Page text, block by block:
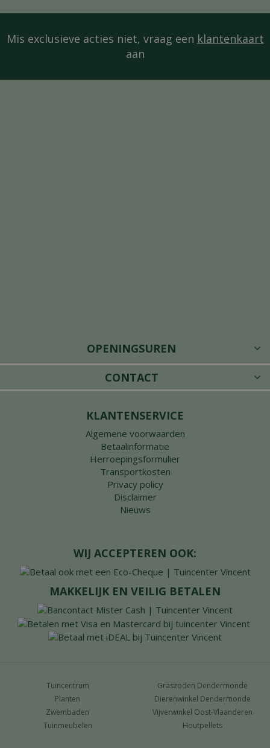
Mis exclusieve acties niet, vraag een klantenkaart
aan
OPENINGSUREN
CONTACT
KLANTENSERVICE
Algemene voorwaarden
Betaalinformatie
Herroepingsformulier
Transportkosten
Privacy policy
Disclaimer
Nieuws
WIJ ACCEPTEREN OOK:
MAKKELIJK EN VEILIG BETALEN
Tuincentrum
Planten
Zwembaden
Tuinmeubelen
Graszoden Dendermonde
Dierenwinkel Dendermonde
Vijverwinkel Oost-Vlaanderen
Houtpellets